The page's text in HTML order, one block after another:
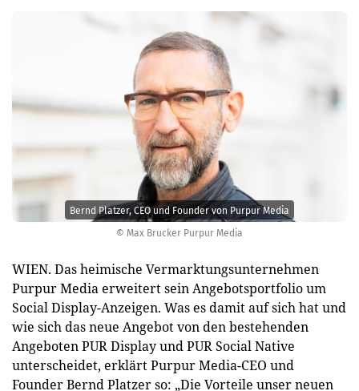
© Max Brucker Purpur Media
Bernd Platzer, CEO und Founder von Purpur Media
WIEN. Das heimische Vermarktungsunternehmen
Purpur Media erweitert sein Angebotsportfolio um
Social Display-Anzeigen. Was es damit auf sich hat und
wie sich das neue Angebot von den bestehenden
Angeboten PUR Display und PUR Social Native
unterscheidet, erklärt Purpur Media-CEO und
Founder Bernd Platzer so: „Die Vorteile unser neuen